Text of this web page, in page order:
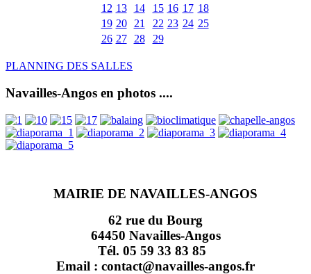
12 13 14 15 16 17 18
19 20 21 22 23 24 25
26 27 28 29
PLANNING DES SALLES
Navailles-Angos en photos ....
MAIRIE DE NAVAILLES-ANGOS
62 rue du Bourg
64450 Navailles-Angos
Tél. 05 59 33 83 85
Email : contact@navailles-angos.fr